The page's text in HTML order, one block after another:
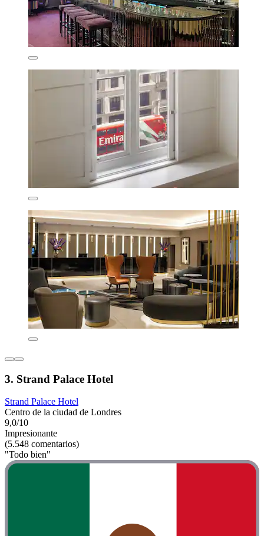
3. Strand Palace Hotel
Strand Palace Hotel
Centro de la ciudad de Londres
9,0/10
Impresionante
(5.548 comentarios)
"Todo bien"